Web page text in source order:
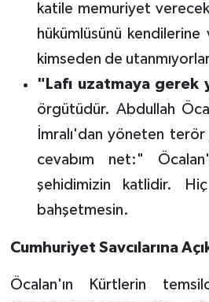
katile memuriyet
hükümlüsünü
kimseden de
"Lafı uzatmaya gerek
örgütüdür. Abdullah
İmralı'dan yöneten terör
cevabım net:"
şehidimizin katlidir.
bahşetmesin.
Cumhuriyet Savcılarına
Öcalan'ın Kürtlerin